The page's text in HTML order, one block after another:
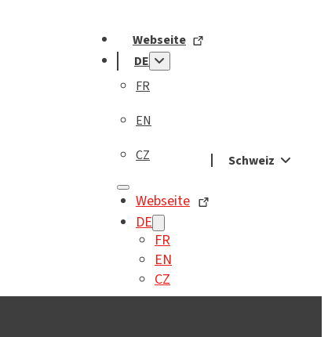
Webseite
DE
FR
EN
CZ
Webseite
DE
FR
EN
CZ
Schweiz